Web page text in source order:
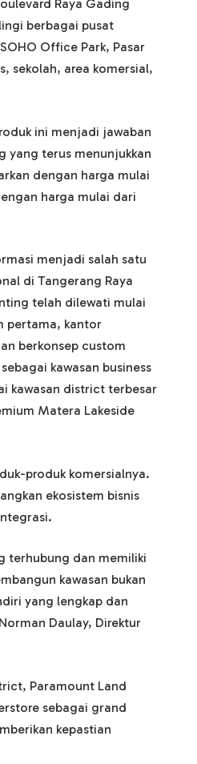
Raya Gading
berbagai pusat
Office Park, Pasar
sekolah, area komersial,
ini menjadi jawaban
yang terus menunjukkan
dengan harga mulai
harga mulai dari
menjadi salah satu
di Tangerang Raya
telah dilewati mulai
pertama, kantor
berkonsep custom
kawasan business
kawasan district terbesar
Matera Lakeside
produk komersialnya.
ekosistem bisnis
terhubung dan memiliki
kawasan bukan
yang lengkap dan
Daulay, Direktur
Paramount Land
sebagai grand
kepastian